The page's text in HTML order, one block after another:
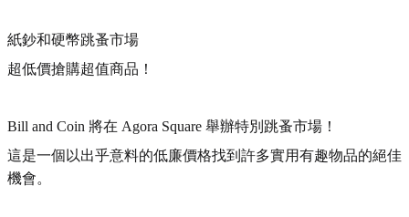
紙鈔和硬幣跳蚤市場
超低價搶購超值商品！
Bill and Coin 將在 Agora Square 舉辦特別跳蚤市場！
這是一個以出乎意料的低廉價格找到許多實用有趣物品的絕佳
機會。